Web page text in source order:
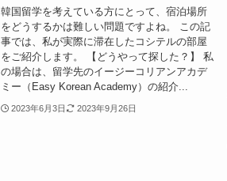
韓国留学を考えている方にとって、宿泊場所
をどうするかは難しい問題ですよね。 この記
事では、私が実際に滞在したコシテルの部屋
をご紹介します。 【どうやって探した？】 私
の場合は、留学先のイージーコリアンアカデ
ミー（Easy Korean Academy）の紹介...
2023年6月3日 2023年9月26日